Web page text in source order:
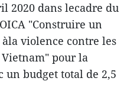
2020 dans lecadre du
"Construire un
violence contre les
pour la
un budget total de 2,5